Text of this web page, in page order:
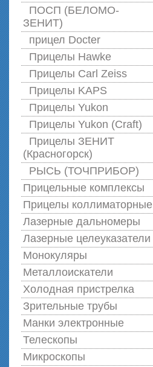
ПОСП (БЕЛОМО-
ЗЕНИТ)
прицел Docter
Прицелы Hawke
Прицелы Carl Zeiss
Прицелы KAPS
Прицелы Yukon
Прицелы Yukon (Craft)
Прицелы ЗЕНИТ
(Красногорск)
РЫСЬ (ТОЧПРИБОР)
Прицельные комплексы
Прицелы коллиматорные
Лазерные дальномеры
Лазерные целеуказатели
Монокуляры
Металлоискатели
Холодная пристрелка
Зрительные трубы
Манки электронные
Телескопы
Микроскопы